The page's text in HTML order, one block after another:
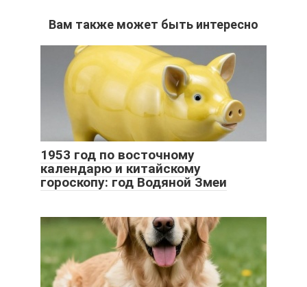
Вам также может быть интересно
1953 год по восточному
календарю и китайскому
гороскопу: год Водяной Змеи